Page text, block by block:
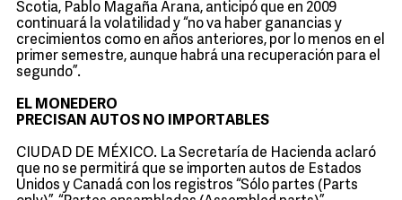
Scotia, Pablo Magaña Arana, anticipó que en 2009
continuará la volatilidad y “no va haber ganancias y
crecimientos como en años anteriores, por lo menos en el
primer semestre, aunque habrá una recuperación para el
segundo”.
EL MONEDERO
PRECISAN AUTOS NO IMPORTABLES
CIUDAD DE MÉXICO. La Secretaría de Hacienda aclaró
que no se permitirá que se importen autos de Estados
Unidos y Canadá con los registros “Sólo partes (Parts